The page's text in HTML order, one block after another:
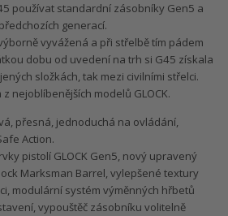
používat standardní zásobníky Gen5 a
generací.
vyvážená a při střelbě tím pádem
dobu od uvedení na trh si G45 získala
složkách, tak mezi civilními střelci.
nejoblíbenějších modelů GLOCK.
přesná, jednoduchá na ovládání,
Action.
pistolí GLOCK Gen5, nový upravený
Marksman Barrel, vylepšené textury
modulární systém výměnných hřbetů
vypouštěč zásobníku volitelně